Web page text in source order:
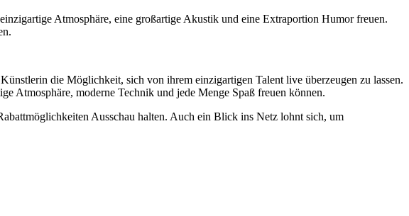
Atmosphäre, eine großartige Akustik und eine Extraportion Humor freuen.
die Möglichkeit, sich von ihrem einzigartigen Talent live überzeugen zu lassen.
Atmosphäre, moderne Technik und jede Menge Spaß freuen können.
Ausschau halten. Auch ein Blick ins Netz lohnt sich, um